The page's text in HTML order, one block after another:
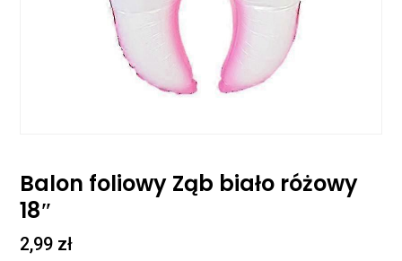
Balon foliowy Ząb biało różowy
18″
2,99 zł